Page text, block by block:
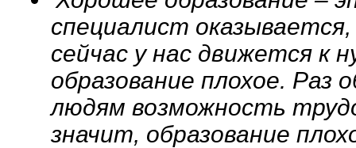
специалист
сейчас у нас движется к
образование плохое. Раз
людям возможность
значит, образование